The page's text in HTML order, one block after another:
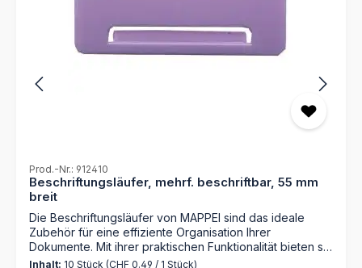
Prod.-Nr.: 912410
Beschriftungsläufer, mehrf. beschriftbar, 55 mm
breit
Die Beschriftungsläufer von MAPPEI sind das ideale
Zubehör für eine effiziente Organisation Ihrer
Dokumente. Mit ihrer praktischen Funktionalität bieten sie
eine einfache Lösung für die Beschriftung und
Inhalt: 10 Stück (CHF 0.49 / 1 Stück)